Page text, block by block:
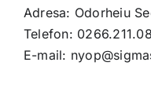
Adresa: Odorheiu
Telefon:
E-mail: